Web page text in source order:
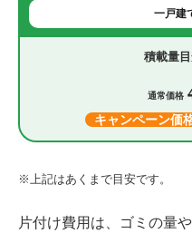
一戸建
通常価格
キャンペーン価
※上記はあくまで目安です。
片付け費用は、ゴミの量